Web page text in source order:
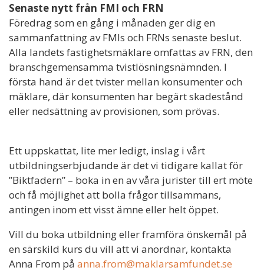
Senaste nytt från FMI och FRN
Föredrag som en gång i månaden ger dig en
sammanfattning av FMIs och FRNs senaste beslut.
Alla landets fastighetsmäklare omfattas av FRN, den
branschgemensamma tvistlösningsnämnden. I
första hand är det tvister mellan konsumenter och
mäklare, där konsumenten har begärt skadestånd
eller nedsättning av provisionen, som prövas.
Ett uppskattat, lite mer ledigt, inslag i vårt
utbildningserbjudande är det vi tidigare kallat för
”Biktfadern” – boka in en av våra jurister till ert möte
och få möjlighet att bolla frågor tillsammans,
antingen inom ett visst ämne eller helt öppet.
Vill du boka utbildning eller framföra önskemål på
en särskild kurs du vill att vi anordnar, kontakta
Anna From på anna.from@maklarsamfundet.se